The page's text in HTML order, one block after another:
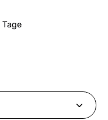
Wert ein